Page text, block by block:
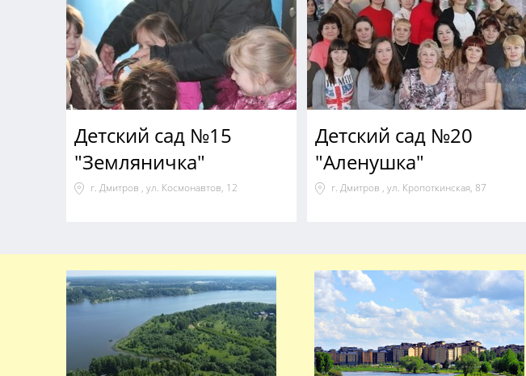
Детский сад №15
"Земляничка"
г. Дмитров , ул. Космонавтов, 12
Детский сад №20
"Аленушка"
г. Дмитров , ул. Кропоткинская, 87